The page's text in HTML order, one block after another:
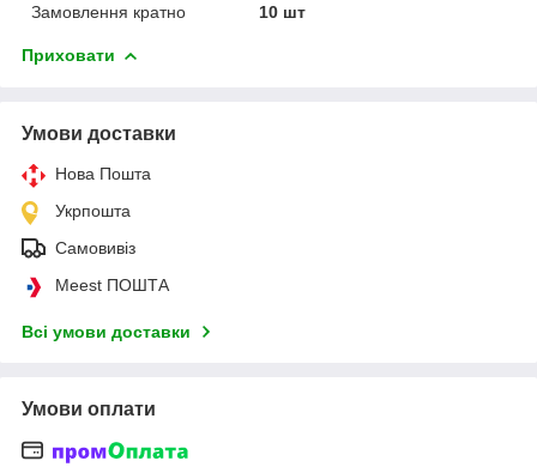
Замовлення кратно
10 шт
Приховати
Умови доставки
Нова Пошта
Укрпошта
Самовивіз
Meest ПОШТА
Всі умови доставки
Умови оплати